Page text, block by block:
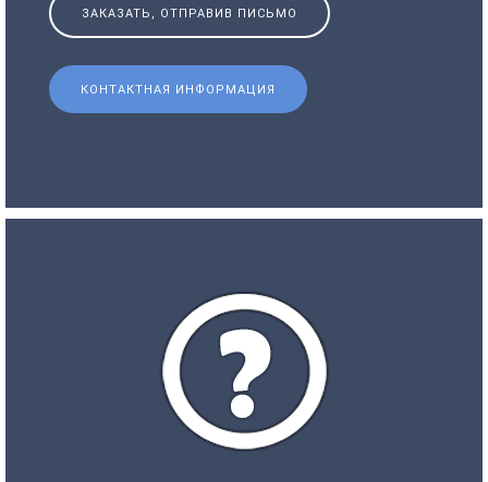
ЗАКАЗАТЬ, ОТПРАВИВ ПИСЬМО
КОНТАКТНАЯ ИНФОРМАЦИЯ